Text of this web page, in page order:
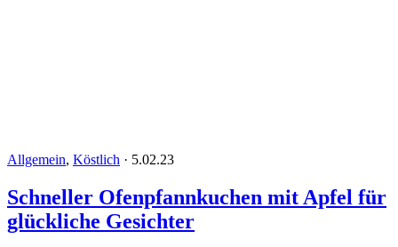
Allgemein, Köstlich · 5.02.23
Schneller Ofenpfannkuchen mit Apfel für
glückliche Gesichter